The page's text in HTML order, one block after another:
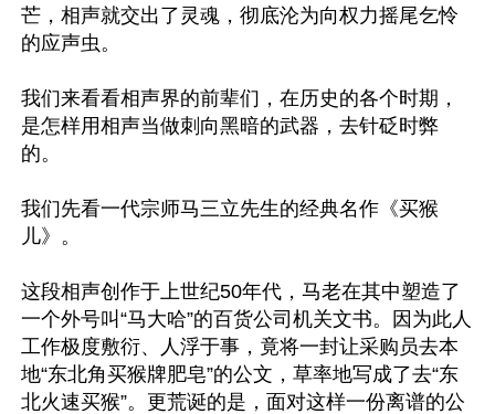
芒，相声就交出了灵魂，彻底沦为向权力摇尾乞怜
的应声虫。
我们来看看相声界的前辈们，在历史的各个时期，
是怎样用相声当做刺向黑暗的武器，去针砭时弊
的。
我们先看一代宗师马三立先生的经典名作《买猴
儿》。
这段相声创作于上世纪50年代，马老在其中塑造了
一个外号叫“马大哈”的百货公司机关文书。因为此人
工作极度敷衍、人浮于事，竟将一封让采购员去本
地“东北角买猴牌肥皂”的公文，草率地写成了去“东
北火速买猴”。更荒诞的是，面对这样一份离谱的公